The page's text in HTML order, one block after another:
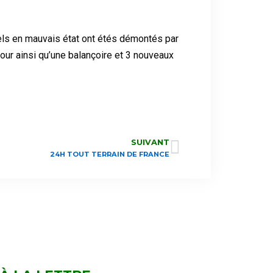
en mauvais état ont étés démontés par
ainsi qu’une balançoire et 3 nouveaux
SUIVANT
24H TOUT TERRAIN DE FRANCE